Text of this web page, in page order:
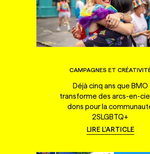
CAMPAGNES ET
Déjà cinq ans que BMO
transforme des arcs-en-
dons pour la
2SLGBTQ+
LIRE L'ARTICLE